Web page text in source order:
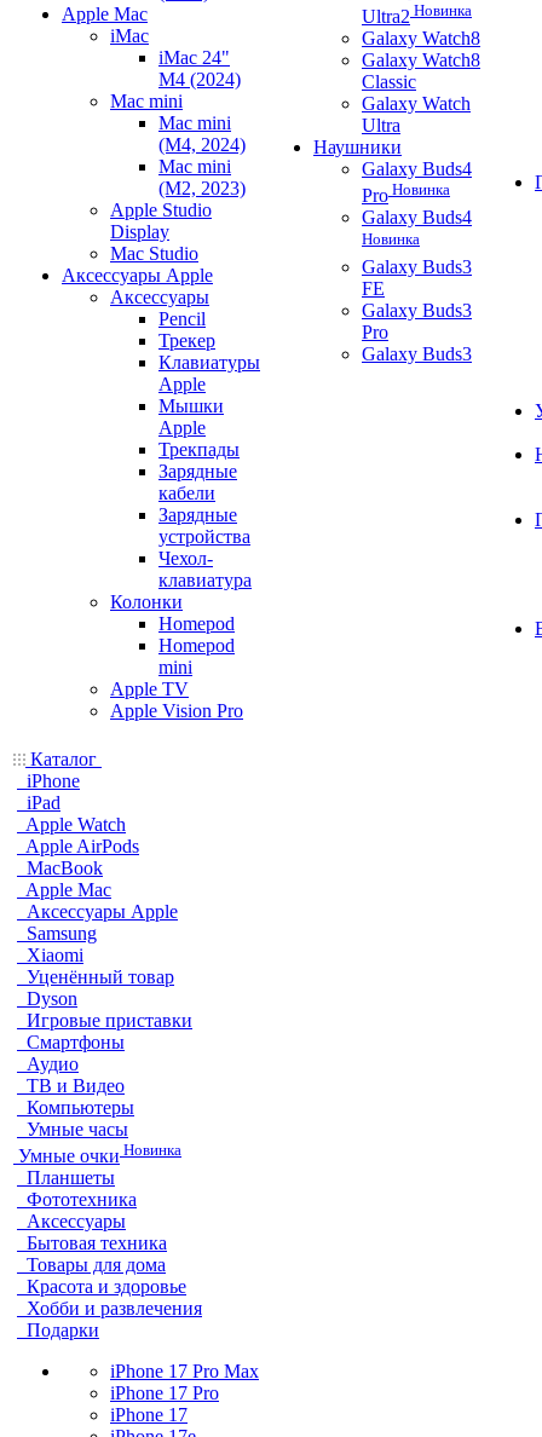
Apple Mac
iMac
iMac 24"
M4 (2024)
Mac mini
Mac mini
(M4, 2024)
Mac mini
(M2, 2023)
Apple Studio
Display
Mac Studio
Аксессуары Apple
Аксессуары
Pencil
Трекер
Клавиатуры
Apple
Мышки
Apple
Трекпады
Зарядные
кабели
Зарядные
устройства
Чехол-
клавиатура
Колонки
Homepod
Homepod
mini
Apple TV
Apple Vision Pro
Ultra2 Новинка
Galaxy Watch8
Galaxy Watch8
Classic
Galaxy Watch
Ultra
Наушники
Galaxy Buds4
Pro Новинка
Galaxy Buds4
Новинка
Galaxy Buds3
FE
Galaxy Buds3
Pro
Galaxy Buds3
Каталог
iPhone
iPad
Apple Watch
Apple AirPods
MacBook
Apple Mac
Аксессуары Apple
Samsung
Xiaomi
Уценённый товар
Dyson
Игровые приставки
Смартфоны
Аудио
ТВ и Видео
Компьютеры
Умные часы
Умные очки Новинка
Планшеты
Фототехника
Аксессуары
Бытовая техника
Товары для дома
Красота и здоровье
Хобби и развлечения
Подарки
iPhone 17 Pro Max
iPhone 17 Pro
iPhone 17